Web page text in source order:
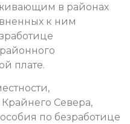
в районах
к ним
плате.
Севера,
по безработице